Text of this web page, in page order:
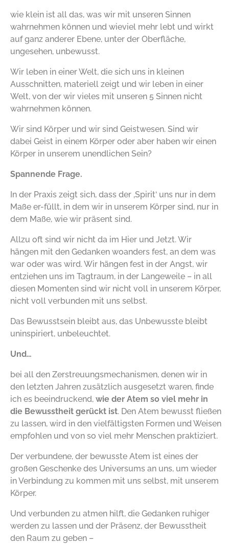
wie klein ist all das, was wir mit unseren Sinnen
wahrnehmen können und wieviel mehr lebt und wirkt
auf ganz anderer Ebene, unter der Oberfläche,
ungesehen, unbewusst.
Wir leben in einer Welt, die sich uns in kleinen
Ausschnitten, materiell zeigt und wir leben in einer
Welt, von der wir vieles mit unseren 5 Sinnen nicht
wahrnehmen können.
Wir sind Körper und wir sind Geistwesen. Sind wir
dabei Geist in einem Körper oder aber haben wir einen
Körper in unserem unendlichen Sein?
Spannende Frage.
In der Praxis zeigt sich, dass der ‚Spirit‘ uns nur in dem
Maße er-füllt, in dem wir in unserem Körper sind, nur in
dem Maße, wie wir präsent sind.
Allzu oft sind wir nicht da im Hier und Jetzt. Wir
hängen mit den Gedanken woanders fest, an dem was
war oder was wird. Wir hängen fest in der Angst, wir
entziehen uns im Tagtraum, in der Langeweile – in all
diesen Momenten sind wir nicht voll in unserem Körper,
nicht voll verbunden mit uns selbst.
Das Bewusstsein bleibt aus, das Unbewusste bleibt
uninspiriert, unbeleuchtet.
Und…
bei all den Zerstreuungsmechanismen, denen wir in
den letzten Jahren zusätzlich ausgesetzt waren, finde
ich es beeindruckend, wie der Atem so viel mehr in
die Bewusstheit gerückt ist. Den Atem bewusst fließen
zu lassen, wird in den vielfältigsten Formen und Weisen
empfohlen und von so viel mehr Menschen praktiziert.
Der verbundene, der bewusste Atem ist eines der
großen Geschenke des Universums an uns, um wieder
in Verbindung zu kommen mit uns selbst, mit unserem
Körper.
Und verbunden zu atmen hilft, die Gedanken ruhiger
werden zu lassen und der Präsenz, der Bewusstheit
den Raum zu geben –